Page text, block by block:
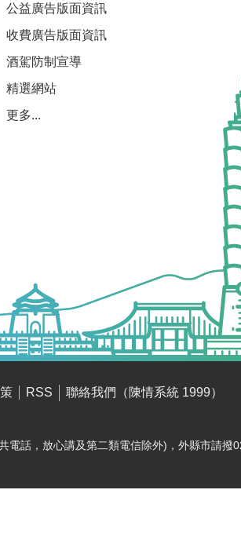
公益廣告版面資訊
收費廣告版面資訊
酒駕防制宣導
精選網站
更多...
RSS 聯絡我們（陳情系統 1999）
電話，放心講及第二類電信除外)，外縣市請撥